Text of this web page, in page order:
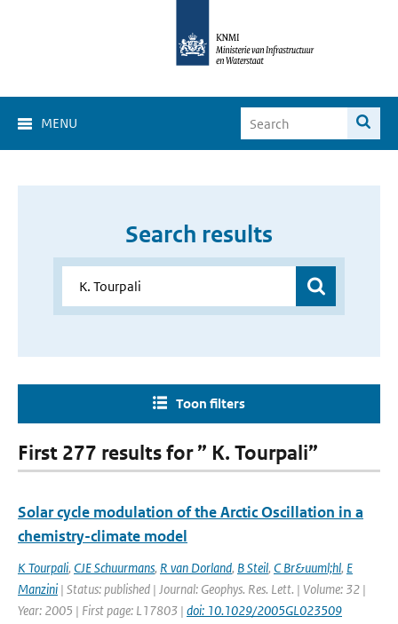
MENU
Search results
Toon filters
First 277 results for ” K. Tourpali”
Solar cycle modulation of the Arctic Oscillation in a
chemistry-climate model
K Tourpali, CJE Schuurmans, R van Dorland, B Steil, C Br&uuml;hl, E
Manzini | Status: published | Journal: Geophys. Res. Lett. | Volume: 32 |
Year: 2005 | First page: L17803 | doi: 10.1029/2005GL023509